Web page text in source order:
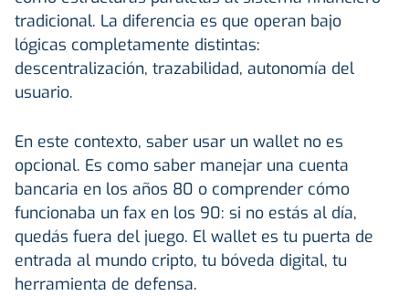
tradicional. La diferencia es que operan bajo
lógicas completamente distintas:
descentralización, trazabilidad, autonomía del
usuario.
En este contexto, saber usar un wallet no es
opcional. Es como saber manejar una cuenta
bancaria en los años 80 o comprender cómo
funcionaba un fax en los 90: si no estás al día,
quedás fuera del juego. El wallet es tu puerta de
entrada al mundo cripto, tu bóveda digital, tu
herramienta de defensa.